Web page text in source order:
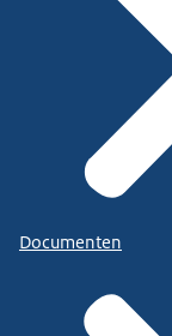
Documenten